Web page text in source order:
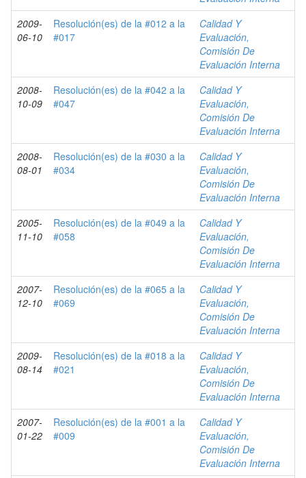
2009-
06-10
Resolución(es) de la #012 a la
#017
Calidad Y
Evaluación,
Comisión De
Evaluación Interna
2008-
10-09
Resolución(es) de la #042 a la
#047
Calidad Y
Evaluación,
Comisión De
Evaluación Interna
2008-
08-01
Resolución(es) de la #030 a la
#034
Calidad Y
Evaluación,
Comisión De
Evaluación Interna
2005-
11-10
Resolución(es) de la #049 a la
#058
Calidad Y
Evaluación,
Comisión De
Evaluación Interna
2007-
12-10
Resolución(es) de la #065 a la
#069
Calidad Y
Evaluación,
Comisión De
Evaluación Interna
2009-
08-14
Resolución(es) de la #018 a la
#021
Calidad Y
Evaluación,
Comisión De
Evaluación Interna
2007-
01-22
Resolución(es) de la #001 a la
#009
Calidad Y
Evaluación,
Comisión De
Evaluación Interna